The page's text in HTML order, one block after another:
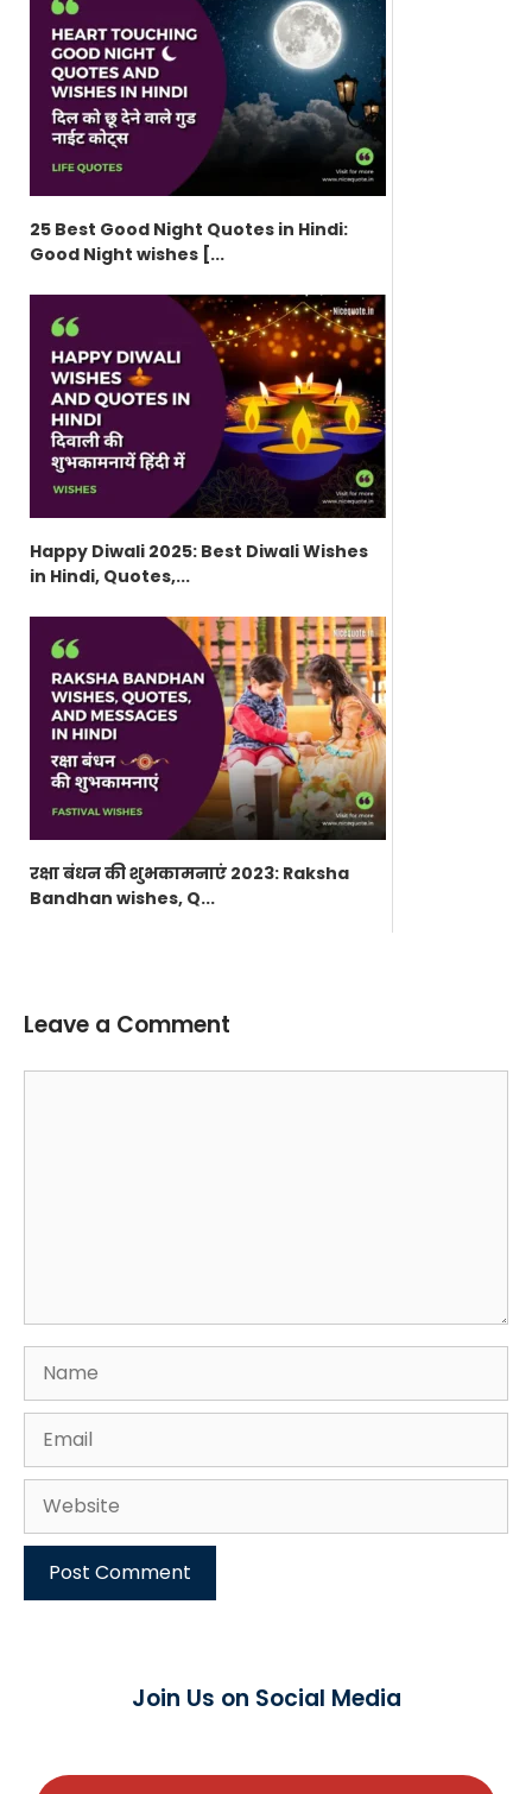
25 Best Good Night Quotes in Hindi:
Good Night wishes [...
Happy Diwali 2025: Best Diwali Wishes
in Hindi, Quotes,...
रक्षा बंधन की शुभकामनाएं 2023: Raksha
Bandhan wishes, Q...
Leave a Comment
Name
Email
Website
Join Us on Social Media